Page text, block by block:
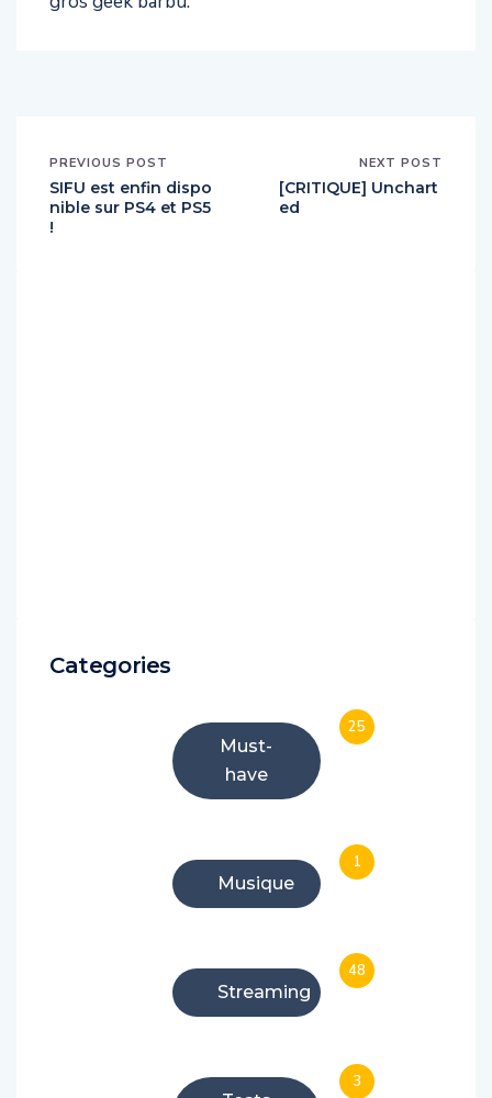
PREVIOUS POST
SIFU est enfin dispo
nible sur PS4 et PS5
!
NEXT POST
[CRITIQUE] Unchart
ed
Categories
Must-
have
25
Musique
1
Streaming
48
3